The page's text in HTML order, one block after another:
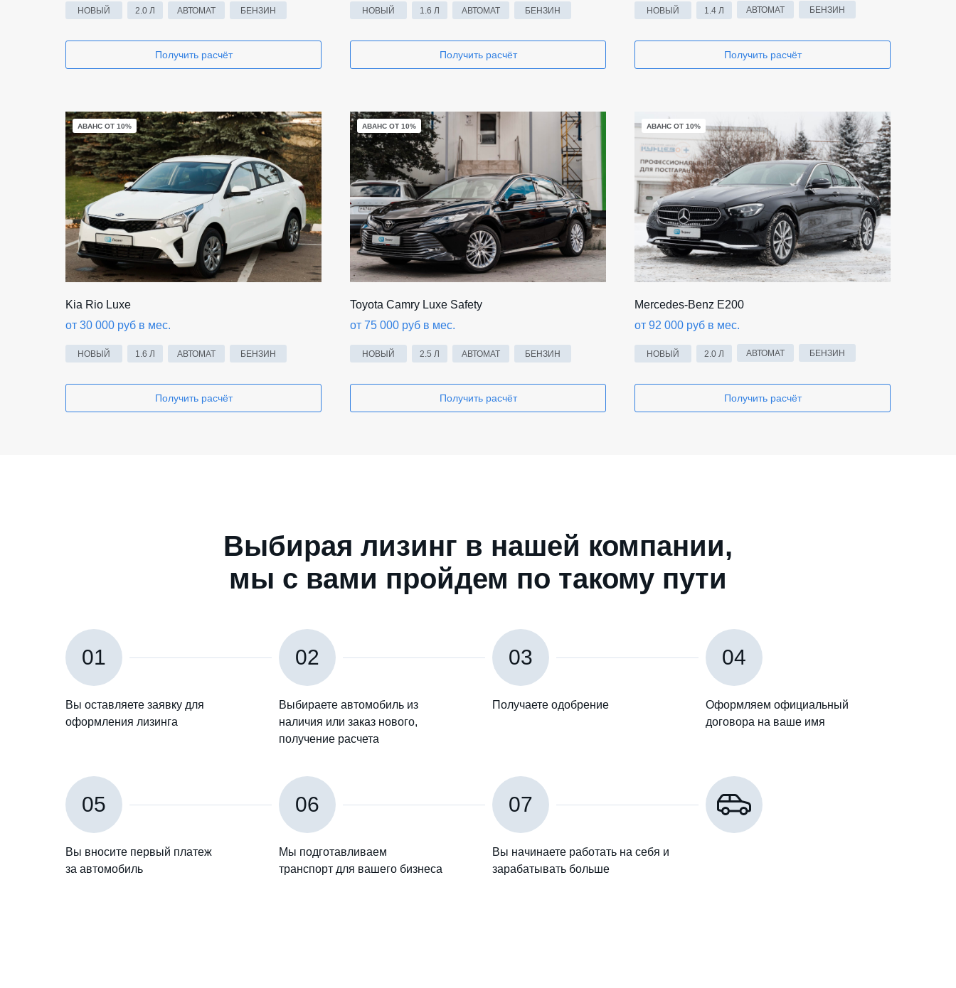
1.6 Л АВТОМАТ БЕНЗИН
НОВЫЙ 1.4 Л АВТОМАТ БЕНЗИН
НОВЫЙ
Получить расчёт Получить расчёт Получить расчёт
2.0 Л АВТОМАТ БЕНЗИН
НОВЫЙ
Kia Rio Luxe
от 30 000 руб в мес.
Toyota Camry Luxe Safety
от 75 000 руб в мес.
2.5 Л АВТОМАТ БЕНЗИН
НОВЫЙ
Mercedes-Benz E200
от 92 000 руб в мес.
2.0 Л АВТОМАТ БЕНЗИН
НОВЫЙ
Получить расчёт Получить расчёт Получить расчёт
1.6 Л АВТОМАТ БЕНЗИН
НОВЫЙ
АВАНС ОТ 10% АВАНС ОТ 10% АВАНС ОТ 10%
Выбирая лизинг в нашей компании,
мы с вами пройдем по такому пути
01
Вы оставляете заявку для
оформления лизинга
02
Выбираете автомобиль из
наличия или заказ нового,
получение расчета
03
Получаете одобрение
04
Оформляем официальный
договора на ваше имя
05
Вы вносите первый платеж
за автомобиль
06
Мы подготавливаем
транспорт для вашего бизнеса
07
Вы начинаете работать на себя и
зарабатывать больше